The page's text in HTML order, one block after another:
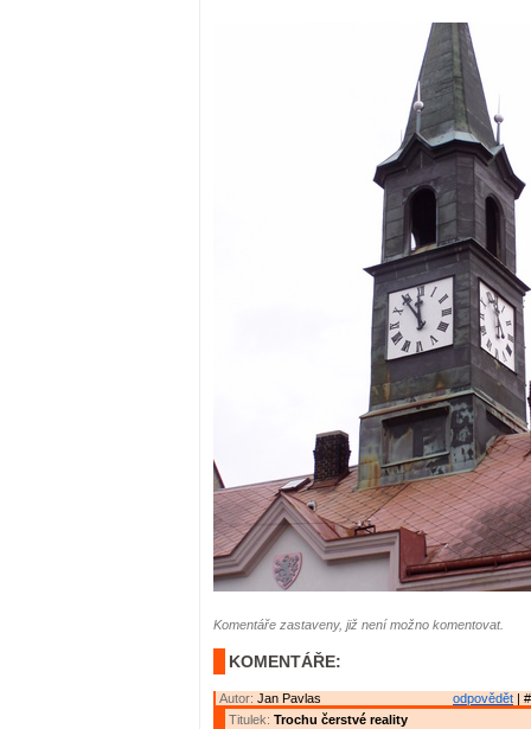
Komentáře zastaveny, již není možno komentovat.
KOMENTÁŘE:
odpovědět |
Autor: Jan Pavlas
Titulek: Trochu čerstvé reality